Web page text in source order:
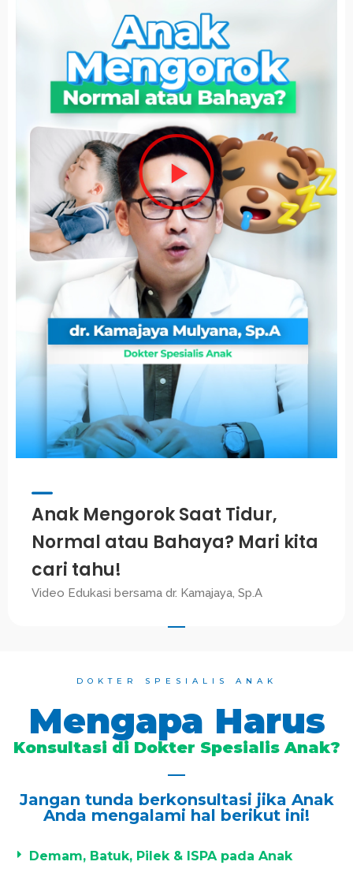
Anak Mengorok Saat Tidur,
Normal atau Bahaya? Mari kita
cari tahu!
Video Edukasi bersama dr. Kamajaya, Sp.A
DOKTER SPESIALIS ANAK
Mengapa Harus
Konsultasi di Dokter Spesialis Anak?
Jangan tunda berkonsultasi jika Anak
Anda mengalami hal berikut ini!
Demam, Batuk, Pilek & ISPA pada Anak